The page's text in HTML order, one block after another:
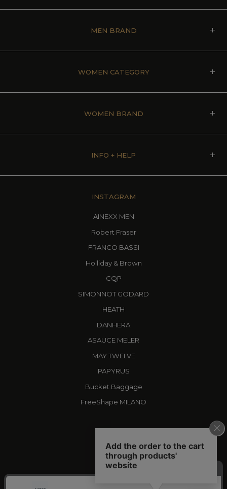
MEN BRAND
WOMEN CATEGORY
WOMEN BRAND
INFO + HELP
INSTAGRAM
AINEXX MEN
Robert Fraser
FRANCO BASSI
Holliday & Brown
CQP
SIMONNOT GODARD
HEATH
DANHERA
ASAUCE MELER
MAY TWELVE
PAPYRUS
Bucket Baggage
FreeShape MILANO
AINEXX